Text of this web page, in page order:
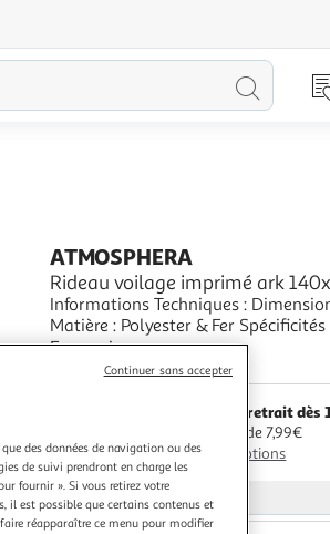
ATMOSPHERA
Rideau voilage imprimé ark
Informations Techniques :
Matière : Polyester & Fer
Voilage Forme Rectangulaire Motif
En savoir +
Vendu parParis Prix
Livr. ou retrait dès
A partir de 7,99€
Plus d'options
Vendu par Paris Prix
des données de navigation ou des
de suivi prendront en charge les
fournir ». Si vous retirez votre
il est possible que certains contenus et
réapparaître ce menu pour modifier
Continuer sans accepter